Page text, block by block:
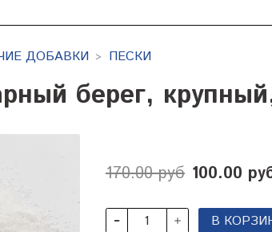
ДОБАВКИ ПЕСКИ
берег,
170.00 руб 100.00
В